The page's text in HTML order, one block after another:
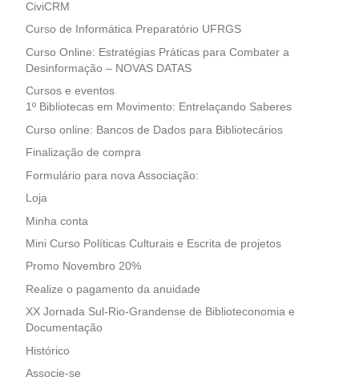
CiviCRM
Curso de Informática Preparatório UFRGS
Curso Online: Estratégias Práticas para Combater a
Desinformação – NOVAS DATAS
Cursos e eventos
1º Bibliotecas em Movimento: Entrelaçando Saberes
Curso online: Bancos de Dados para Bibliotecários
Finalização de compra
Formulário para nova Associação:
Loja
Minha conta
Mini Curso Políticas Culturais e Escrita de projetos
Promo Novembro 20%
Realize o pagamento da anuidade
XX Jornada Sul-Rio-Grandense de Biblioteconomia e
Documentação
Histórico
Associe-se